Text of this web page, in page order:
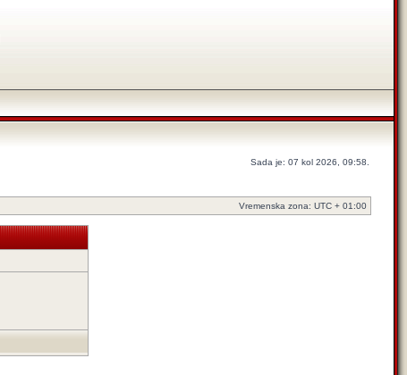
Sada je: 07 kol 2026, 09:58.
Vremenska zona: UTC + 01:00